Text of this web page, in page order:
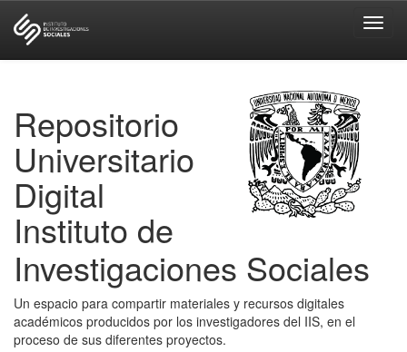
Repositorio
Universitario
Digital
Instituto de
Investigaciones Sociales
Un espacio para compartir materiales y recursos digitales
académicos producidos por los investigadores del IIS, en el
proceso de sus diferentes proyectos.